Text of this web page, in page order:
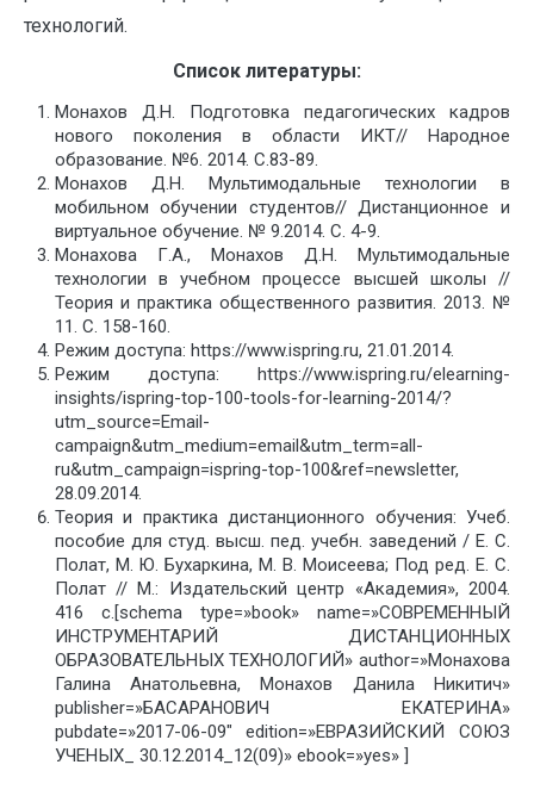
технологий.
Список литературы:
Монахов Д.Н. Подготовка педагогических кадров
нового поколения в области ИКТ// Народное
образование. №6. 2014. С.83-89.
Монахов Д.Н. Мультимодальные технологии в
мобильном обучении студентов// Дистанционное и
виртуальное обучение. № 9.2014. С. 4-9.
Монахова Г.А., Монахов Д.Н. Мультимодальные
технологии в учебном процессе высшей школы //
Теория и практика общественного развития. 2013. №
11. С. 158-160.
Режим доступа: https://www.ispring.ru, 21.01.2014.
Режим доступа: https://www.ispring.ru/elearning-
insights/ispring-top-100-tools-for-learning-2014/?
utm_source=Email-
campaign&utm_medium=email&utm_term=all-
ru&utm_campaign=ispring-top-100&ref=newsletter,
28.09.2014.
Теория и практика дистанционного обучения: Учеб.
пособие для студ. высш. пед. учебн. заведений / Е. С.
Полат, М. Ю. Бухаркина, М. В. Моисеева; Под ред. Е. С.
Полат // М.: Издательский центр «Академия», 2004.
416 с.[schema type=»book» name=»СОВРЕМЕННЫЙ
ИНСТРУМЕНТАРИЙ ДИСТАНЦИОННЫХ
ОБРАЗОВАТЕЛЬНЫХ ТЕХНОЛОГИЙ» author=»Монахова
Галина Анатольевна, Монахов Данила Никитич»
publisher=»БАСАРАНОВИЧ ЕКАТЕРИНА»
pubdate=»2017-06-09″ edition=»ЕВРАЗИЙСКИЙ СОЮЗ
УЧЕНЫХ_ 30.12.2014_12(09)» ebook=»yes» ]